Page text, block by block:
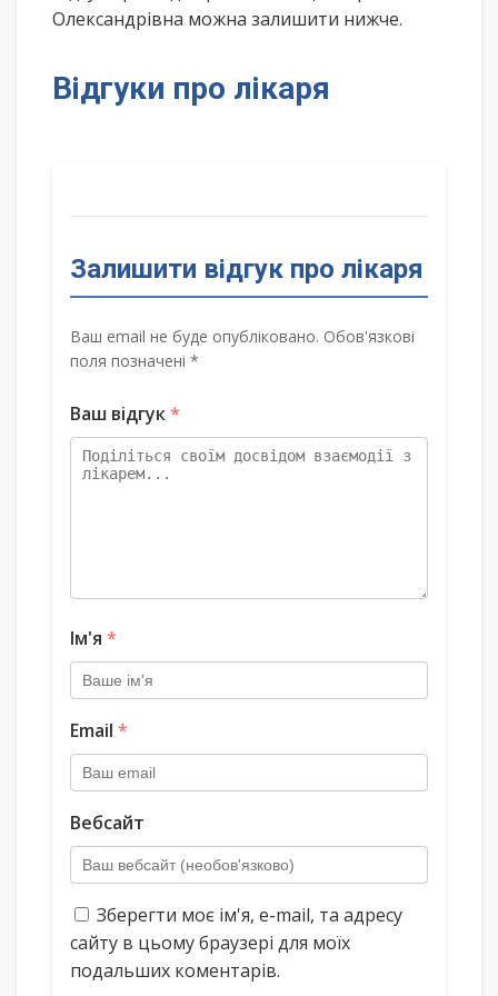
Олександрівна можна залишити нижче.
Відгуки про лікаря
Залишити відгук про лікаря
Ваш email не буде опубліковано. Обов'язкові
поля позначені *
Ваш відгук*
Ім'я *
Email *
Вебсайт
Зберегти моє ім'я, e-mail, та адресу
сайту в цьому браузері для моїх
подальших коментарів.